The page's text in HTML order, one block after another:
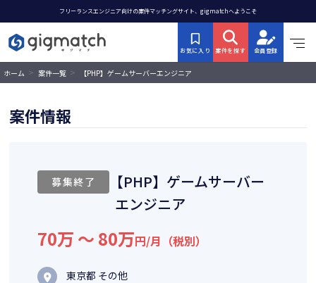
フリーランスエンジニア向けの案件マッチングサイト、gigmatchへようこそ
お気に入り 案件を探す 会員登録
ホーム > 案件一覧 > 【PHP】ゲームサーバーエンジニア
案件情報
募集終了
【PHP】ゲームサーバー
エンジニア
70万 〜 80万円/月（税別）
東京都 その他